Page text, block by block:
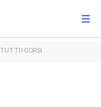
TUTTI I CORSI